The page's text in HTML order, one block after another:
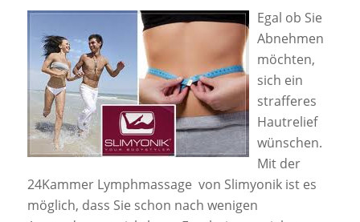
Egal ob Sie
Abnehmen
möchten,
sich ein
strafferes
Hautrelief
wünschen.
Mit der
24Kammer Lymphmassage von Slimyonik ist es
möglich, dass Sie schon nach wenigen